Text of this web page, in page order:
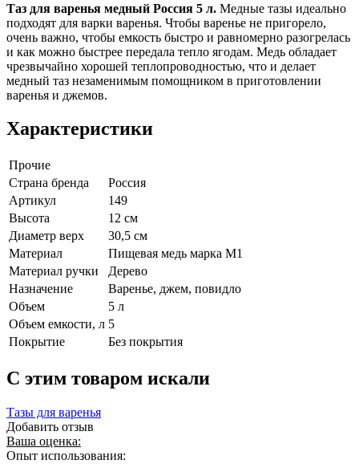
Таз для варенья медный Россия 5 л. Медные тазы идеально
подходят для варки варенья. Чтобы варенье не пригорело,
очень важно, чтобы емкость быстро и равномерно разогрелась
и как можно быстрее передала тепло ягодам. Медь обладает
чрезвычайно хорошей теплопроводностью, что и делает
медный таз незаменимым помощником в приготовлении
варенья и джемов.
Характеристики
Прочие
Страна бренда
Россия
Артикул
149
Высота
12 см
Диаметр верх
30,5 см
Материал
Пищевая медь марка М1
Материал ручки
Дерево
Назначение
Варенье, джем, повидло
Объем
5 л
Объем емкости, л 5
Покрытие
Без покрытия
C этим товаром искали
Тазы для варенья
Добавить отзыв
Ваша оценка:
Опыт использования: